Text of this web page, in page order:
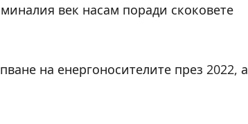
век насам поради скоковете
на енергоносителите през 2022, а